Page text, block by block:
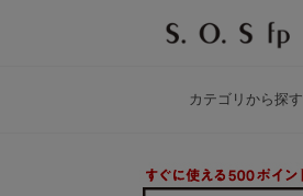
カテゴリ から探す